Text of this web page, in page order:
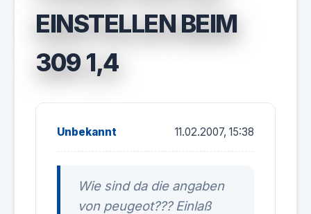
EINSTELLEN BEIM
309 1,4
Unbekannt 11.02.2007, 15:38
Wie sind da die angaben
von peugeot??? Einlaß